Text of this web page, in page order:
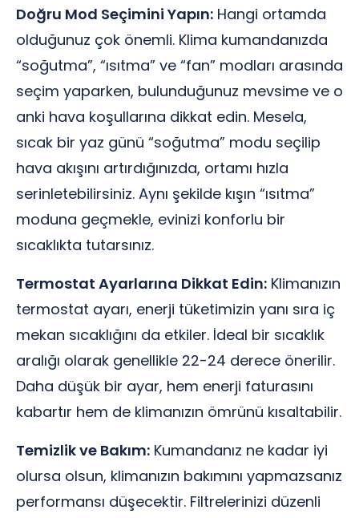
Doğru Mod Seçimini Yapın: Hangi ortamda
olduğunuz çok önemli. Klima kumandanızda
“soğutma”, “ısıtma” ve “fan” modları arasında
seçim yaparken, bulunduğunuz mevsime ve o
anki hava koşullarına dikkat edin. Mesela,
sıcak bir yaz günü “soğutma” modu seçilip
hava akışını artırdığınızda, ortamı hızla
serinletebilirsiniz. Aynı şekilde kışın “ısıtma”
moduna geçmekle, evinizi konforlu bir
sıcaklıkta tutarsınız.
Termostat Ayarlarına Dikkat Edin: Klimanızın
termostat ayarı, enerji tüketimizin yanı sıra iç
mekan sıcaklığını da etkiler. İdeal bir sıcaklık
aralığı olarak genellikle 22-24 derece önerilir.
Daha düşük bir ayar, hem enerji faturasını
kabartır hem de klimanızın ömrünü kısaltabilir.
Temizlik ve Bakım: Kumandanız ne kadar iyi
olursa olsun, klimanızın bakımını yapmazsanız
performansı düşecektir. Filtrelerinizi düzenli